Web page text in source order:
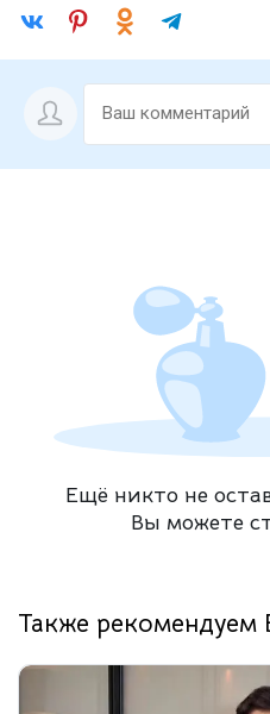
Ещё никто не
Вы можете
Также рекомендуем